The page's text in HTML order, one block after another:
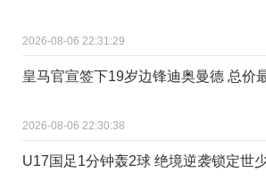
2026-08-06 22:31:29
皇马官宣签下19岁边锋迪奥曼德 总价
2026-08-06 22:30:38
U17国足1分钟轰2球 绝境逆袭锁定世